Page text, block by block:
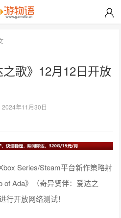
之歌》12月12日开放
2024年11月30日
Series/Steam平台新作策略射
of Ada》（奇异贤伴：爱达之
行开放网络测试！